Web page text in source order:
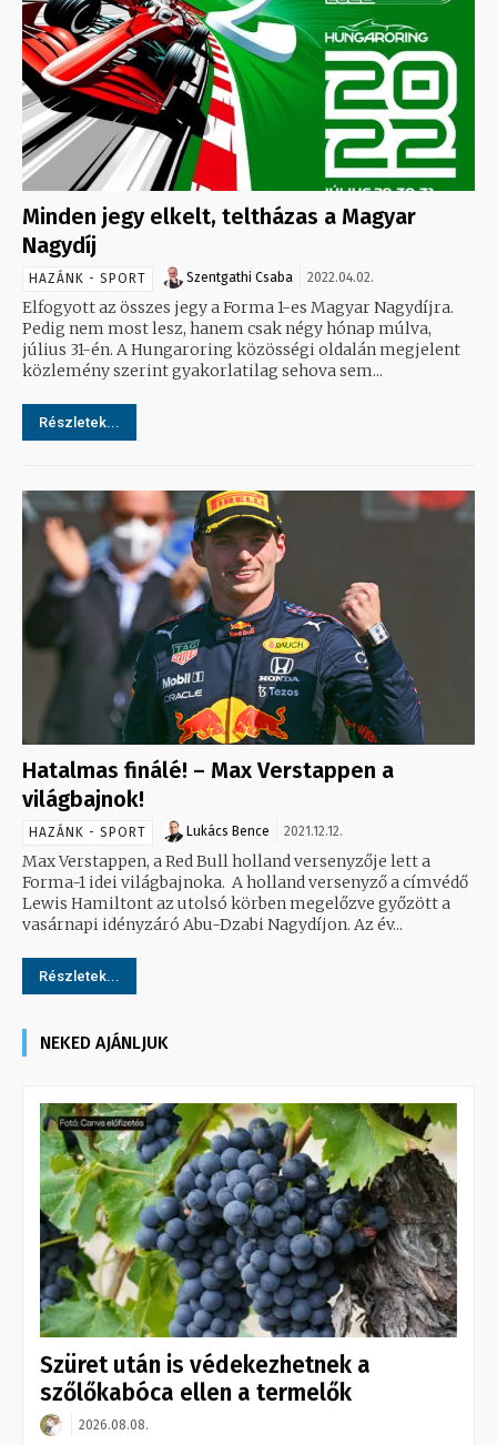
Minden jegy elkelt, teltházas a Magyar
Nagydíj
HAZÁNK - SPORT Szentgathi Csaba 2022.04.02.
Elfogyott az összes jegy a Forma 1-es Magyar Nagydíjra.
Pedig nem most lesz, hanem csak négy hónap múlva,
július 31-én. A Hungaroring közösségi oldalán megjelent
közlemény szerint gyakorlatilag sehova sem...
Részletek...
Hatalmas finálé! – Max Verstappen a
világbajnok!
HAZÁNK - SPORT Lukács Bence 2021.12.12.
Max Verstappen, a Red Bull holland versenyzője lett a
Forma-1 idei világbajnoka. A holland versenyző a címvédő
Lewis Hamiltont az utolsó körben megelőzve győzött a
vasárnapi idényzáró Abu-Dzabi Nagydíjon. Az év...
Részletek...
NEKED AJÁNLJUK
Szüret után is védekezhetnek a
szőlőkabóca ellen a termelők
2026.08.08.